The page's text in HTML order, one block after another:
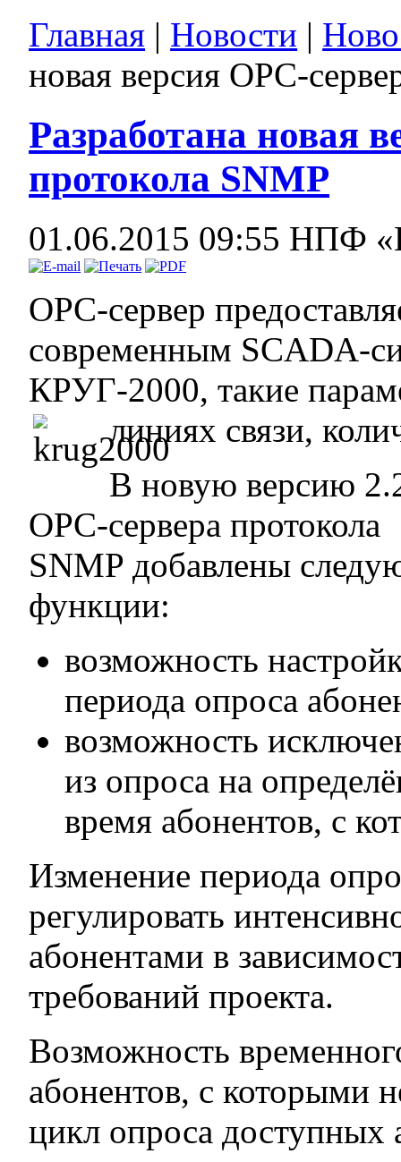
Главная | Новости |
новая версия OPC-
Разработана новая
протокола SNMP
01.06.2015 09:55 НПФ
OPC-сервер
современным SCADA-
КРУГ-2000, такие
линиях связи,
В новую версию
OPC-сервера протокола
SNMP добавлены
функции:
возможность
периода опроса
возможность
из опроса на
время абонентов, с
Изменение периода
регулировать
абонентами в
требований проекта.
Возможность
абонентов, с которыми
цикл опроса доступных